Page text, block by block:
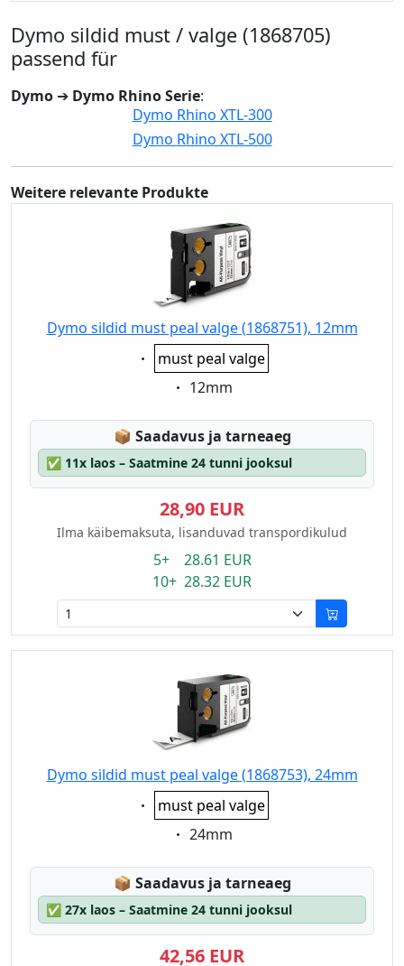
Dymo sildid must / valge (1868705)
passend für
Dymo ➔ Dymo Rhino Serie:
Dymo Rhino XTL-300
Dymo Rhino XTL-500
Weitere relevante Produkte
Dymo sildid must peal valge (1868751), 12mm
Eigenschaft:
must peal valge
Eigenschaft:
12mm
📦 Lagerstatus:
Saadavus ja tarneaeg
✅ 11x laos – Saatmine 24 tunni jooksul
28,90 EUR
Ilma käibemaksuta, lisanduvad transpordikulud
5+ 28.61 EUR
10+ 28.32 EUR
Dymo sildid must peal valge (1868753), 24mm
Eigenschaft:
must peal valge
Eigenschaft:
24mm
📦 Lagerstatus:
Saadavus ja tarneaeg
✅ 27x laos – Saatmine 24 tunni jooksul
42,56 EUR